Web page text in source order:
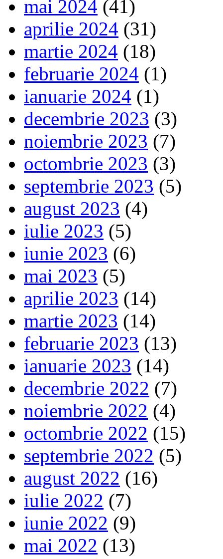
mai 2024 (41)
aprilie 2024 (31)
martie 2024 (18)
februarie 2024 (1)
ianuarie 2024 (1)
decembrie 2023 (3)
noiembrie 2023 (7)
octombrie 2023 (3)
septembrie 2023 (5)
august 2023 (4)
iulie 2023 (5)
iunie 2023 (6)
mai 2023 (5)
aprilie 2023 (14)
martie 2023 (14)
februarie 2023 (13)
ianuarie 2023 (14)
decembrie 2022 (7)
noiembrie 2022 (4)
octombrie 2022 (15)
septembrie 2022 (5)
august 2022 (16)
iulie 2022 (7)
iunie 2022 (9)
mai 2022 (13)